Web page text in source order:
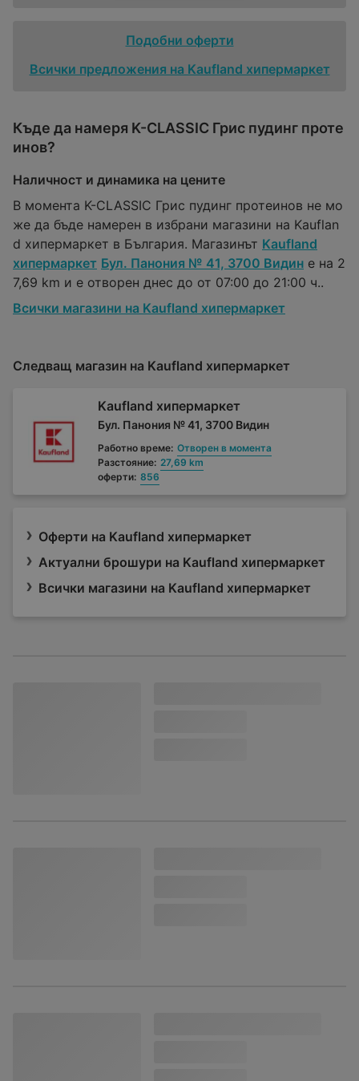
Подобни оферти
Всички предложения на Kaufland хипермаркет
Къде да намеря K-CLASSIC Грис пудинг проте
инов?
Наличност и динамика на цените
В момента K-CLASSIC Грис пудинг протеинов не мо
же да бъде намерен в избрани магазини на Kauflan
d хипермаркет в България. Магазинът Kaufland
хипермаркет Бул. Панония № 41, 3700 Видин е на 2
7,69 km и е отворен днес до от 07:00 до 21:00 ч..
Всички магазини на Kaufland хипермаркет
Следващ магазин на Kaufland хипермаркет
Kaufland хипермаркет
Бул. Панония № 41, 3700 Видин
Работно време: Отворен в момента
Разстояние: 27,69 km
оферти: 856
Оферти на Kaufland хипермаркет
Актуални брошури на Kaufland хипермаркет
Всички магазини на Kaufland хипермаркет